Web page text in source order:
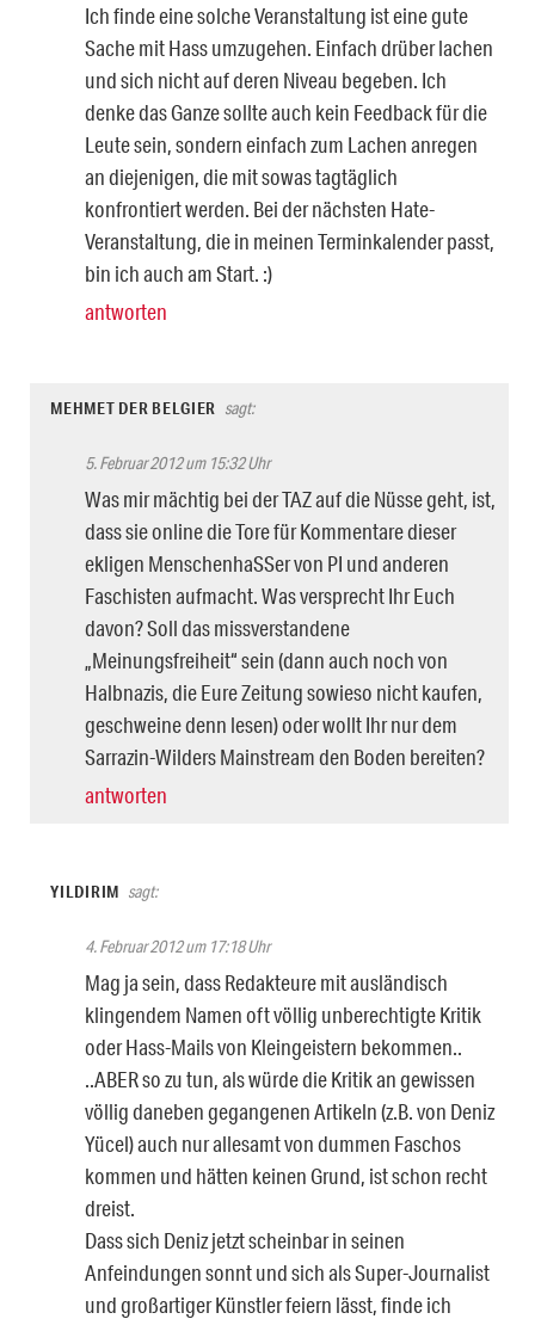
Ich finde eine solche Veranstaltung ist eine gute
Sache mit Hass umzugehen. Einfach drüber lachen
und sich nicht auf deren Niveau begeben. Ich
denke das Ganze sollte auch kein Feedback für die
Leute sein, sondern einfach zum Lachen anregen
an diejenigen, die mit sowas tagtäglich
konfrontiert werden. Bei der nächsten Hate-
Veranstaltung, die in meinen Terminkalender passt,
bin ich auch am Start. :)
antworten
MEHMET DER BELGIER sagt:
5. Februar 2012 um 15:32 Uhr
Was mir mächtig bei der TAZ auf die Nüsse geht, ist,
dass sie online die Tore für Kommentare dieser
ekligen MenschenhaSSer von PI und anderen
Faschisten aufmacht. Was versprecht Ihr Euch
davon? Soll das missverstandene
„Meinungsfreiheit“ sein (dann auch noch von
Halbnazis, die Eure Zeitung sowieso nicht kaufen,
geschweine denn lesen) oder wollt Ihr nur dem
Sarrazin-Wilders Mainstream den Boden bereiten?
antworten
YILDIRIM sagt:
4. Februar 2012 um 17:18 Uhr
Mag ja sein, dass Redakteure mit ausländisch
klingendem Namen oft völlig unberechtigte Kritik
oder Hass-Mails von Kleingeistern bekommen..
..ABER so zu tun, als würde die Kritik an gewissen
völlig daneben gegangenen Artikeln (z.B. von Deniz
Yücel) auch nur allesamt von dummen Faschos
kommen und hätten keinen Grund, ist schon recht
dreist.
Dass sich Deniz jetzt scheinbar in seinen
Anfeindungen sonnt und sich als Super-Journalist
und großartiger Künstler feiern lässt, finde ich